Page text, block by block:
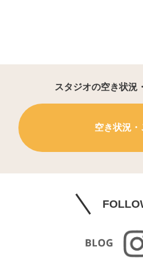
スタジオの空き状況
空き状況・